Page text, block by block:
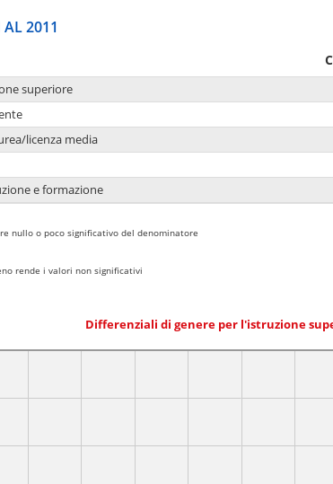
AL 2011
superiore
licenza media
e formazione
nullo o poco significativo del denominatore
rende i valori non significativi
Differenziali di genere per l'istruzione